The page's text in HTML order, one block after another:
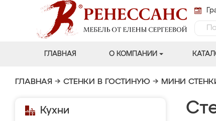
ГЛАВНАЯ О КОМПАНИИ
ГЛАВНАЯ → СТЕНКИ В ГОСТИНУЮ → МИНИ
Кухни